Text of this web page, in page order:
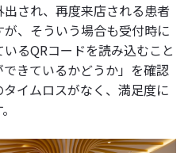
され、再度来店される患者
、そういう場合も受付時に
るQRコードを読み込むこと
きているかどうか」を確認
イムロスがなく、満足度に